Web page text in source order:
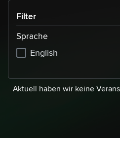
Aktuell haben wir keine
Filter
Sprache
English